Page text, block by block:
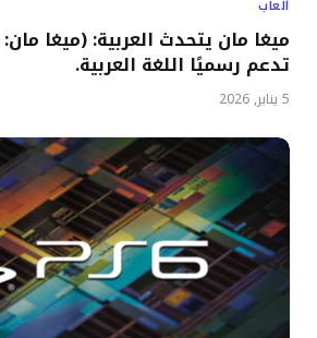
ألعاب
ميغا مان يتحدث العربية: (ميغا
تدعم رسميًا اللغة العربية.
5 يناير, 2026